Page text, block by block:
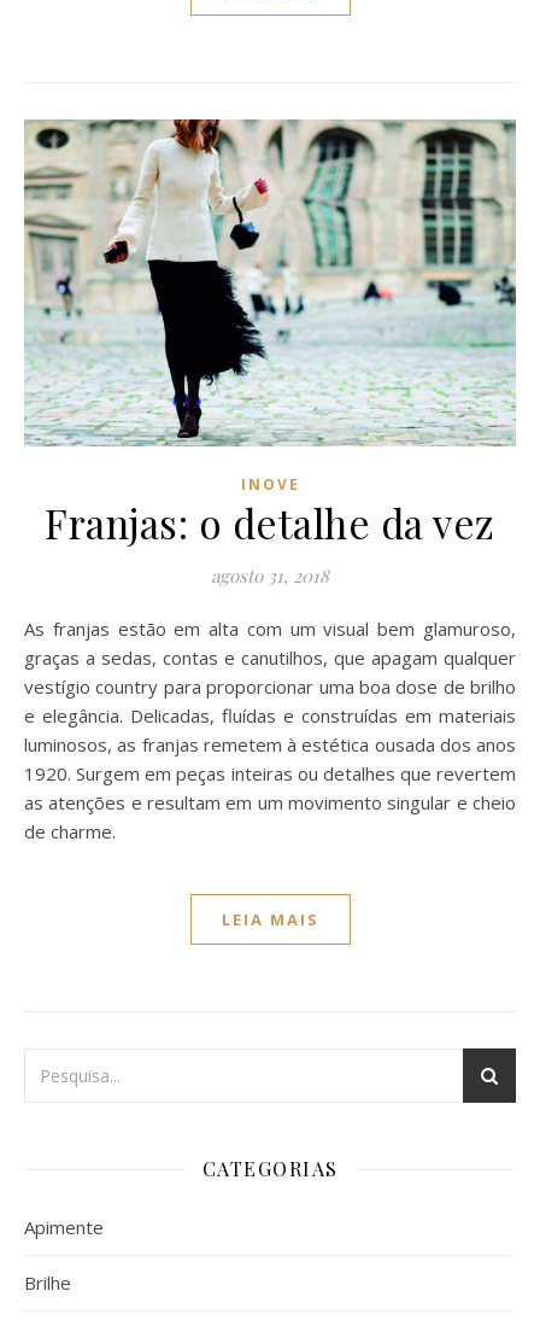
INOVE
Franjas: o detalhe da vez
agosto 31, 2018
As franjas estão em alta com um visual bem glamuroso,
graças a sedas, contas e canutilhos, que apagam qualquer
vestígio country para proporcionar uma boa dose de brilho
e elegância. Delicadas, fluídas e construídas em materiais
luminosos, as franjas remetem à estética ousada dos anos
1920. Surgem em peças inteiras ou detalhes que revertem
as atenções e resultam em um movimento singular e cheio
de charme.
LEIA MAIS
CATEGORIAS
Apimente
Brilhe